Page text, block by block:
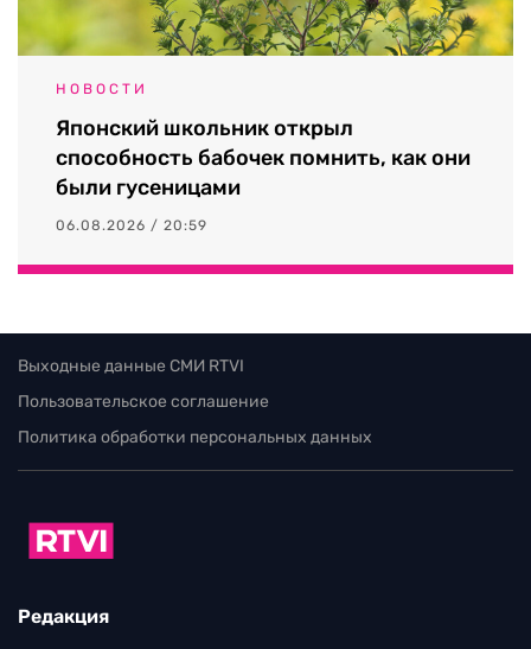
НОВОСТИ
Японский школьник открыл
способность бабочек помнить, как они
были гусеницами
06.08.2026 / 20:59
Выходные данные СМИ RTVI
Пользовательское соглашение
Политика обработки персональных данных
Редакция